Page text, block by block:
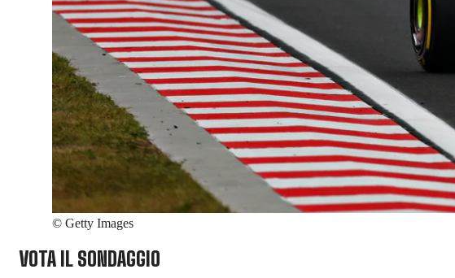
© Getty Images
VOTA IL SONDAGGIO